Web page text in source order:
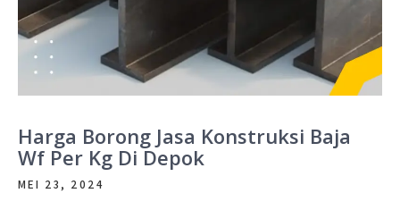
Harga Borong Jasa Konstruksi Baja
Wf Per Kg Di Depok
MEI 23, 2024